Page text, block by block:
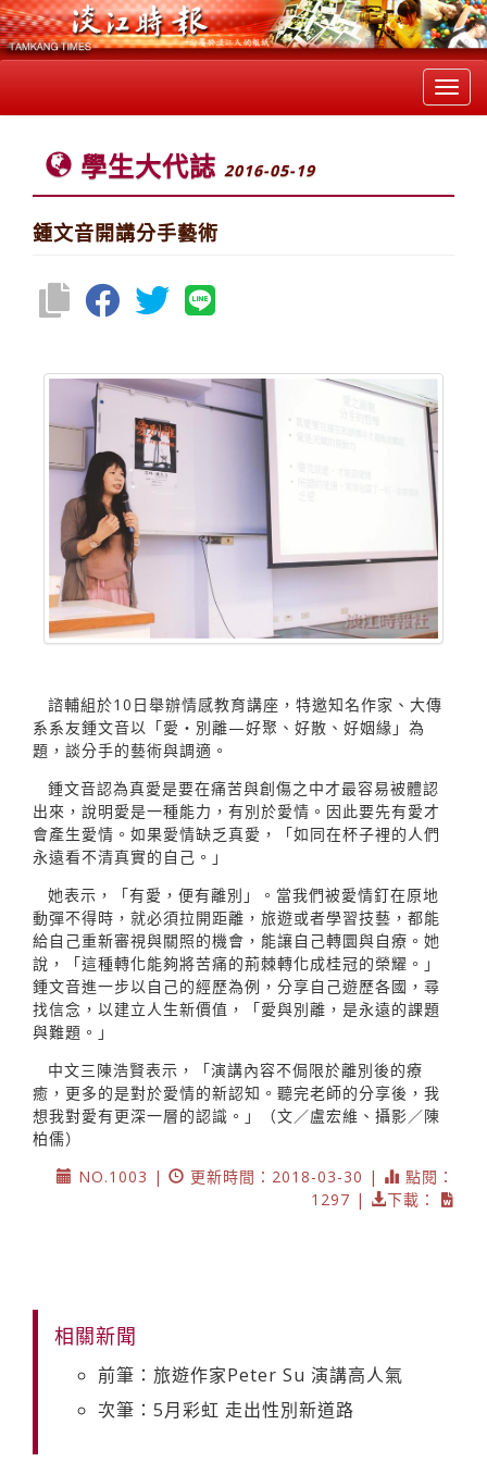
學生大代誌 2016-05-19
鍾文音開講分手藝術
諮輔組於10日舉辦情感教育講座，特邀知名作家、大傳
系系友鍾文音以「愛‧別離—好聚、好散、好姻緣」為
題，談分手的藝術與調適。
鍾文音認為真愛是要在痛苦與創傷之中才最容易被體認
出來，說明愛是一種能力，有別於愛情。因此要先有愛才
會產生愛情。如果愛情缺乏真愛，「如同在杯子裡的人們
永遠看不清真實的自己。」
她表示，「有愛，便有離別」。當我們被愛情釘在原地
動彈不得時，就必須拉開距離，旅遊或者學習技藝，都能
給自己重新審視與關照的機會，能讓自己轉圜與自療。她
說，「這種轉化能夠將苦痛的荊棘轉化成桂冠的榮耀。」
鍾文音進一步以自己的經歷為例，分享自己遊歷各國，尋
找信念，以建立人生新價值，「愛與別離，是永遠的課題
與難題。」
中文三陳浩賢表示，「演講內容不侷限於離別後的療
癒，更多的是對於愛情的新認知。聽完老師的分享後，我
想我對愛有更深一層的認識。」（文／盧宏維、攝影／陳
柏儒）
NO.1003 |
更新時間：2018-03-30 |
點閱：
1297 |
下載：
相關新聞
前筆：旅遊作家Peter Su 演講高人氣
次筆：5月彩虹 走出性別新道路